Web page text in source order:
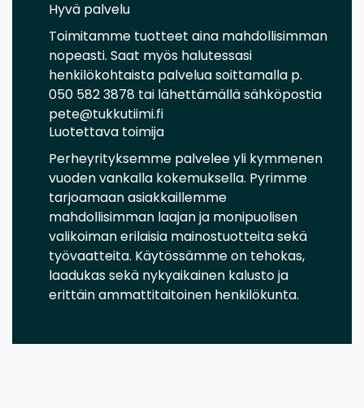
Hyvä palvelu
Toimitamme tuotteet aina mahdollisimman
nopeasti. Saat myös halutessasi
henkilökohtaista palvelua soittamalla p.
050 582 3878 tai lähettämällä sähköpostia
pete@tukkutiimi.fi
Luotettava toimija
Perheyrityksemme palvelee yli kymmenen
vuoden vankalla kokemuksella. Pyrimme
tarjoamaan asiakkaillemme
mahdollisimman laajan ja monipuolisen
valikoiman erilaisia mainostuotteita sekä
työvaatteita. Käytössämme on tehokas,
laadukas sekä nykyaikainen kalusto ja
erittäin ammattitaitoinen henkilökunta.